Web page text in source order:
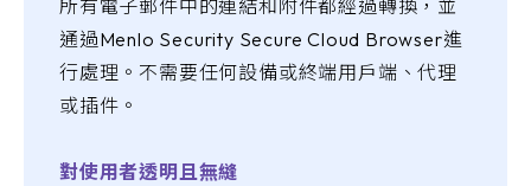
所有電子郵件中的連結和附件都經過轉換，並
通過Menlo Security Secure Cloud Browser進
行處理。不需要任何設備或終端用戶端、代理
或插件。
對使用者透明且無縫